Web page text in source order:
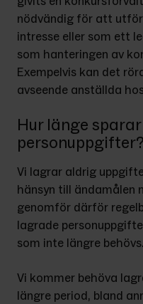
nödvändig för att
intresse eller som ett
som hanteringen av
Exempelvis kan det
avseende anställda
Hur länge
personuppgifter?
Vi lagrar aldrig
hänsyn till ändamålen
genomför därför
lagrade
som inte längre behövs.
Vi kommer behöva
längre period, bland